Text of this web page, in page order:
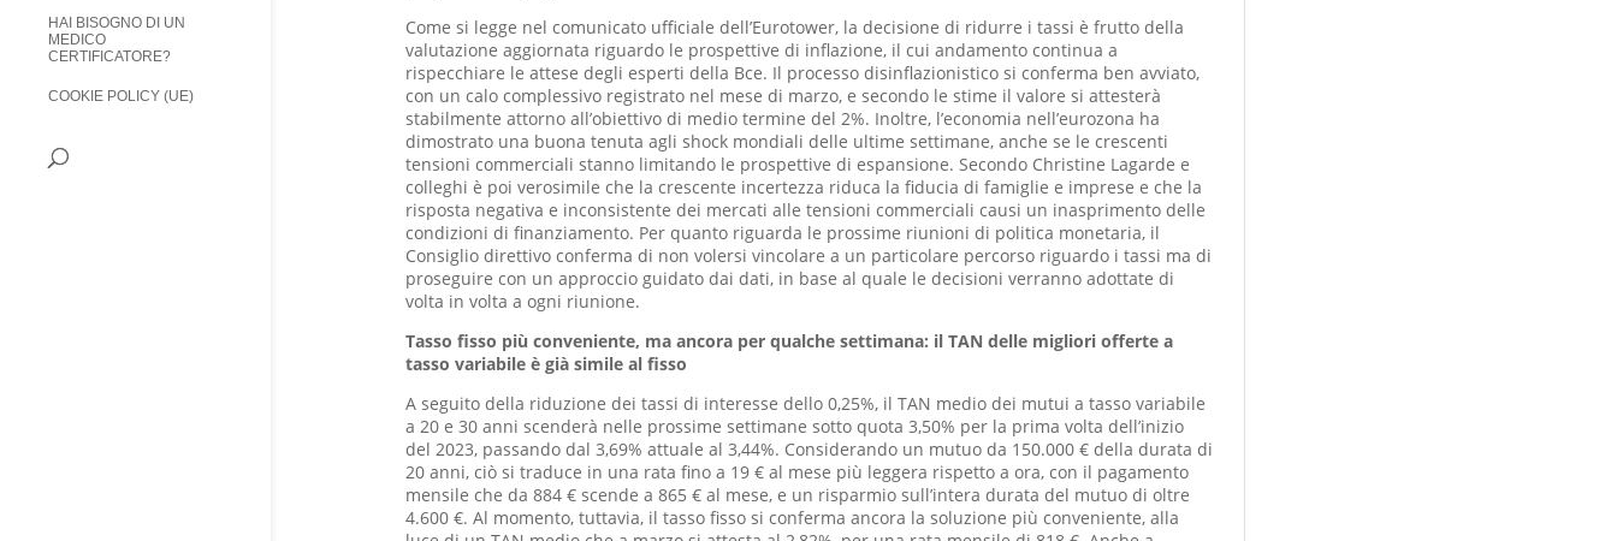
HAI BISOGNO DI UN
MEDICO
CERTIFICATORE?
COOKIE POLICY (UE)
Come si legge nel comunicato ufficiale dell’Eurotower, la decisione di ridurre i tassi è frutto della
valutazione aggiornata riguardo le prospettive di inflazione, il cui andamento continua a
rispecchiare le attese degli esperti della Bce. Il processo disinflazionistico si conferma ben avviato,
con un calo complessivo registrato nel mese di marzo, e secondo le stime il valore si attesterà
stabilmente attorno all’obiettivo di medio termine del 2%. Inoltre, l’economia nell’eurozona ha
dimostrato una buona tenuta agli shock mondiali delle ultime settimane, anche se le crescenti
tensioni commerciali stanno limitando le prospettive di espansione. Secondo Christine Lagarde e
colleghi è poi verosimile che la crescente incertezza riduca la fiducia di famiglie e imprese e che la
risposta negativa e inconsistente dei mercati alle tensioni commerciali causi un inasprimento delle
condizioni di finanziamento. Per quanto riguarda le prossime riunioni di politica monetaria, il
Consiglio direttivo conferma di non volersi vincolare a un particolare percorso riguardo i tassi ma di
proseguire con un approccio guidato dai dati, in base al quale le decisioni verranno adottate di
volta in volta a ogni riunione.
Tasso fisso più conveniente, ma ancora per qualche settimana: il TAN delle migliori offerte a
tasso variabile è già simile al fisso
A seguito della riduzione dei tassi di interesse dello 0,25%, il TAN medio dei mutui a tasso variabile
a 20 e 30 anni scenderà nelle prossime settimane sotto quota 3,50% per la prima volta dell’inizio
del 2023, passando dal 3,69% attuale al 3,44%. Considerando un mutuo da 150.000 € della durata di
20 anni, ciò si traduce in una rata fino a 19 € al mese più leggera rispetto a ora, con il pagamento
mensile che da 884 € scende a 865 € al mese, e un risparmio sull’intera durata del mutuo di oltre
4.600 €. Al momento, tuttavia, il tasso fisso si conferma ancora la soluzione più conveniente, alla